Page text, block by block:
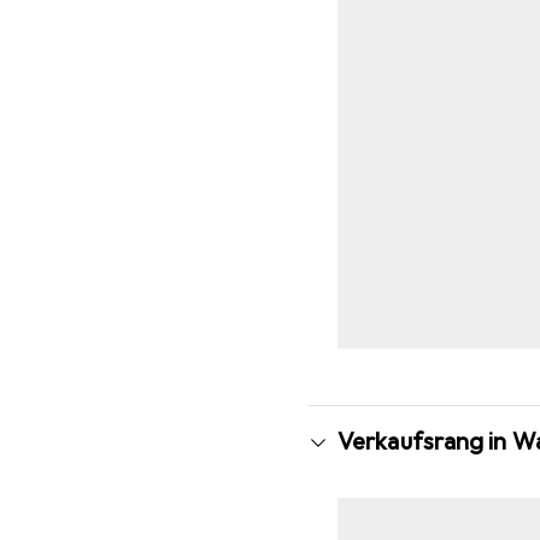
Verkaufsrang in